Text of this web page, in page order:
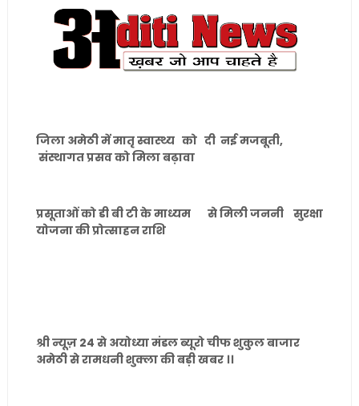
जिला अमेठी में मातृ स्वास्थ्य को दी नई मजबूती,
संस्थागत प्रसव को मिला बढ़ावा
प्रसूताओं को डी बी टी के माध्यम से मिली जननी सुरक्षा
योजना की प्रोत्साहन राशि
श्री न्यूज़ 24 से अयोध्या मंडल ब्यूरो चीफ शुकुल बाजार
अमेठी से रामधनी शुक्ला की बड़ी खबर ।।